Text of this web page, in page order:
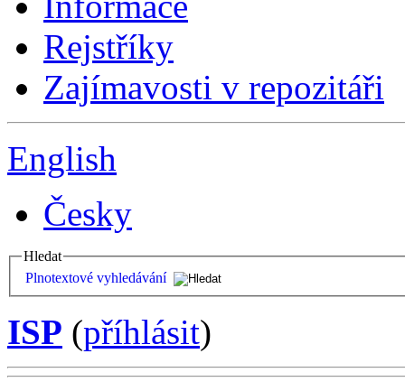
Rejstříky
Zajímavosti v repozitáři
English
Česky
Hledat
Plnotextové vyhledávání
ISP (příhlásit)